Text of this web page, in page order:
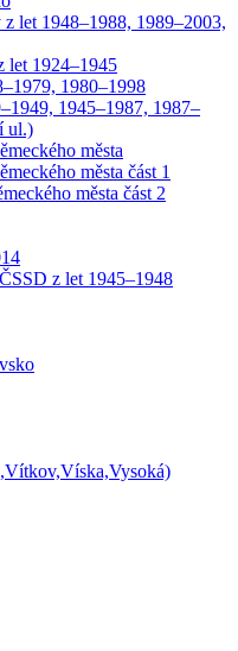
let 1948–1988, 1989–2003,
let 1924–1945
1980–1998
1945–1987, 1987–
ul.)
města
města část 1
města část 2
z let 1945–1948